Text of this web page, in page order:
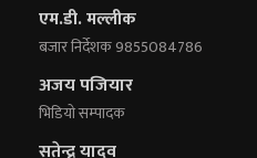
एम.डी. मल्लीक
बजार निर्देशक 9855084786
अजय पजियार
भिडियाे सम्पादक
सतेन्द्र यादव